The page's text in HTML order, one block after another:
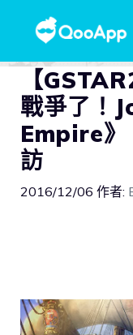
【
戰爭了！
Empire》
訪
2016/12/06 作者: